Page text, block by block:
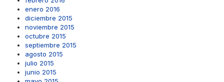
enero 2016
diciembre 2015
noviembre 2015
octubre 2015
septiembre 2015
agosto 2015
julio 2015
junio 2015